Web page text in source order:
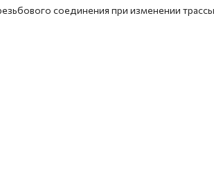
соединения при изменении